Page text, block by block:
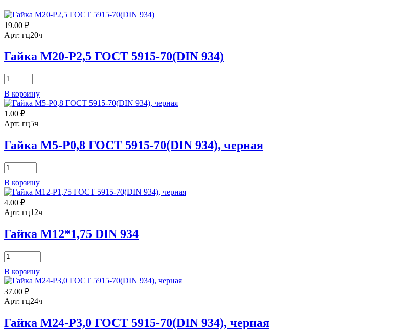
19.00 ₽
Арт: гц20ч
Гайка М20-Р2,5 ГОСТ 5915-70(DIN 934)
Количество
товара
Гайка
М20-
Р2,5
ГОСТ
70(DIN
934)
В корзину
1.00 ₽
Арт: гц5ч
Гайка М5-Р0,8 ГОСТ 5915-70(DIN 934), черная
Количество
товара
Гайка
М5-
Р0,8
ГОСТ
70(DIN
934),
В корзину
4.00 ₽
Арт: гц12ч
Гайка М12*1,75 DIN 934
Количество
товара
Гайка
М12*1,75
DIN
934
В корзину
37.00 ₽
Арт: гц24ч
Гайка М24-Р3,0 ГОСТ 5915-70(DIN 934), черная